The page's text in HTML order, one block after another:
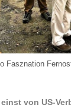
Fasznation
von US-